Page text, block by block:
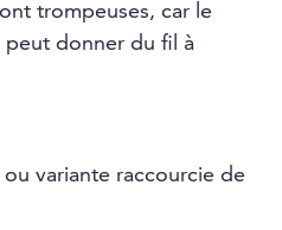
trompeuses, car le
donner du fil à
variante raccourcie de